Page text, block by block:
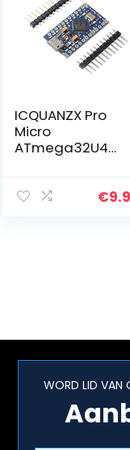
ICQUANZX Pro
Micro
ATmega32U4
met 2 rijen pin-
€
WORD LID VAN